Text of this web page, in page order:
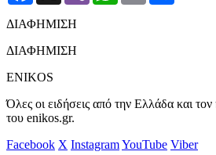
ΔΙΑΦΗΜΙΣΗ
ΔΙΑΦΗΜΙΣΗ
ENIKOS
Όλες οι ειδήσεις από την Ελλάδα και
του enikos.gr.
Facebook X InstagramYouTube Viber